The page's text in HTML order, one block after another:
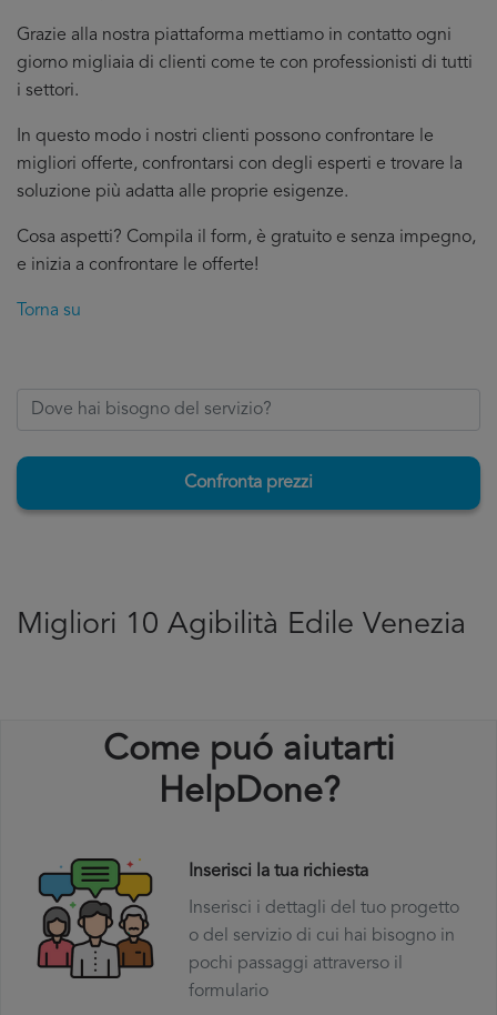
Grazie alla nostra piattaforma mettiamo in contatto ogni
giorno migliaia di clienti come te con professionisti di tutti
i settori.
In questo modo i nostri clienti possono confrontare le
migliori offerte, confrontarsi con degli esperti e trovare la
soluzione più adatta alle proprie esigenze.
Cosa aspetti? Compila il form, è gratuito e senza impegno,
e inizia a confrontare le offerte!
Torna su
Confronta prezzi
Migliori 10 Agibilità Edile Venezia
Come puó aiutarti
HelpDone?
Inserisci la tua richiesta
Inserisci i dettagli del tuo progetto
o del servizio di cui hai bisogno in
pochi passaggi attraverso il
formulario